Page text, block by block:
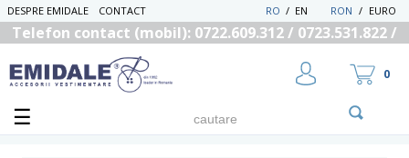
DESPRE EMIDALE CONTACT RON / EURO
EN
/
RO
Telefon contact (mobil): 0722.609.312 / 0723.531.822 /
0